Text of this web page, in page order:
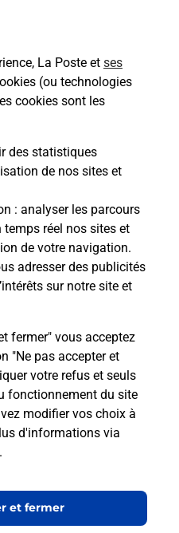
La Poste et ses
(ou technologies
cookies sont les
des statistiques
de nos sites et
: analyser les parcours
réel nos sites et
de votre navigation.
adresser des publicités
sur notre site et
fermer" vous acceptez
"Ne pas accepter et
votre refus et seuls
fonctionnement du site
modifier vos choix à
d'informations via
.
et fermer
GRAFFENSTADEN